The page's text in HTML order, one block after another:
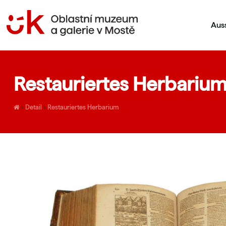
Restauriertes
› Detail › Restauriertes Herbarium